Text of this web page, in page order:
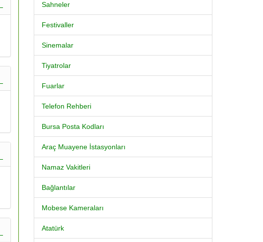
Sahneler
Festivaller
Sinemalar
Tiyatrolar
Fuarlar
Telefon Rehberi
Bursa Posta Kodları
Araç Muayene İstasyonları
Namaz Vakitleri
Bağlantılar
Mobese Kameraları
Atatürk